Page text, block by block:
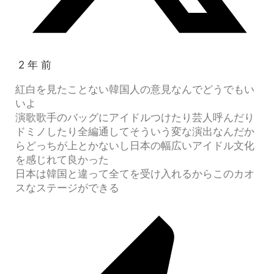
2 年 前
紅白を見たことない韓国人の意見なんでどうでもい
いよ
演歌歌手のバッグにアイドルつけたり芸人呼んだり
ドミノしたり全編通してそういう変な演出なんだか
らどっちが上とかないし日本の幅広いアイドル文化
を感じれて良かった
日本は韓国と違って全てを受け入れるからこのカオ
スなステージができる